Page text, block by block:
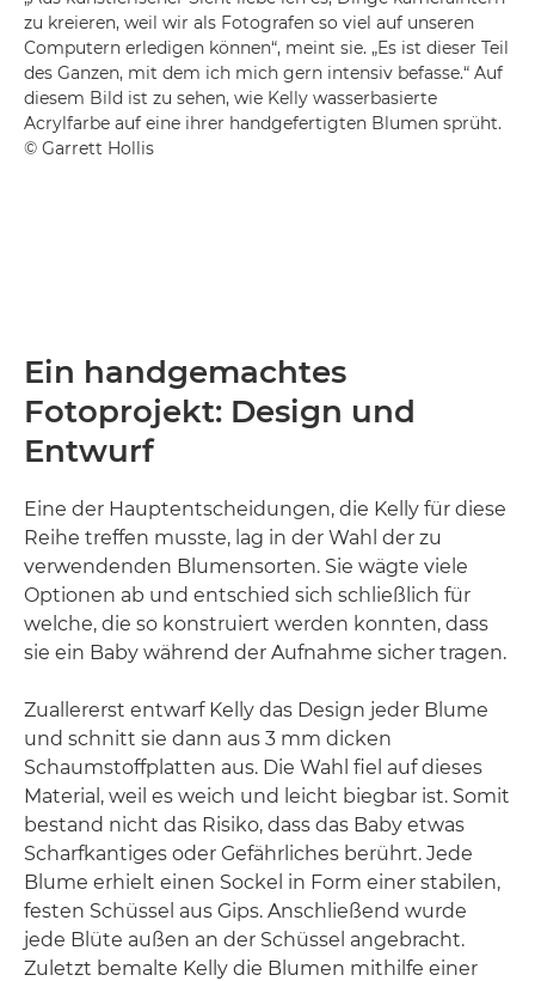
zu kreieren, weil wir als Fotografen so viel auf unseren
Computern erledigen können“, meint sie. „Es ist dieser Teil
des Ganzen, mit dem ich mich gern intensiv befasse.“ Auf
diesem Bild ist zu sehen, wie Kelly wasserbasierte
Acrylfarbe auf eine ihrer handgefertigten Blumen sprüht.
© Garrett Hollis
Ein handgemachtes
Fotoprojekt: Design und
Entwurf
Eine der Hauptentscheidungen, die Kelly für diese
Reihe treffen musste, lag in der Wahl der zu
verwendenden Blumensorten. Sie wägte viele
Optionen ab und entschied sich schließlich für
welche, die so konstruiert werden konnten, dass
sie ein Baby während der Aufnahme sicher tragen.
Zuallererst entwarf Kelly das Design jeder Blume
und schnitt sie dann aus 3 mm dicken
Schaumstoffplatten aus. Die Wahl fiel auf dieses
Material, weil es weich und leicht biegbar ist. Somit
bestand nicht das Risiko, dass das Baby etwas
Scharfkantiges oder Gefährliches berührt. Jede
Blume erhielt einen Sockel in Form einer stabilen,
festen Schüssel aus Gips. Anschließend wurde
jede Blüte außen an der Schüssel angebracht.
Zuletzt bemalte Kelly die Blumen mithilfe einer